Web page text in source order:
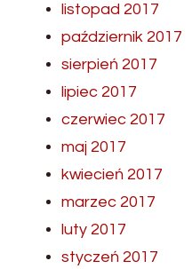
listopad 2017
październik 2017
sierpień 2017
lipiec 2017
czerwiec 2017
maj 2017
kwiecień 2017
marzec 2017
luty 2017
styczeń 2017